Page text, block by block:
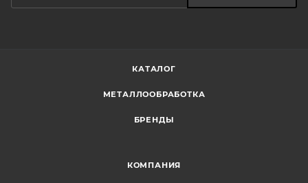
КАТАЛОГ
МЕТАЛЛООБРАБОТКА
БРЕНДЫ
КОМПАНИЯ